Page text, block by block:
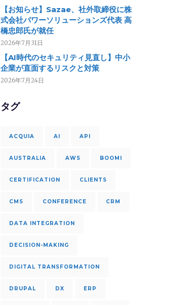
【お知らせ】Sazae、社外取締役に株
式会社パワーソリューションズ代表 高
橋忠郎氏が就任
2026年7月31日
【AI時代のセキュリティ見直し】中小
企業が直面するリスクと対策
2026年7月24日
タグ
ACQUIA AI API
AUSTRALIA AWS BOOMI
CERTIFICATION CLIENTS
CMS CONFERENCE CRM
DATA INTEGRATION
DECISION-MAKING
DIGITAL TRANSFORMATION
DRUPAL DX ERP